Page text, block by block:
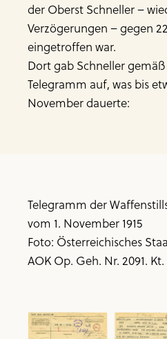
der Oberst Schneller –
Verzögerungen – gegen
eingetroffen war.
Dort gab Schneller
Telegramm auf, was bis
November dauerte:
Telegramm der
vom 1. November 1915
Foto: Österreichisches
AOK Op. Geh. Nr. 2091. Kt.